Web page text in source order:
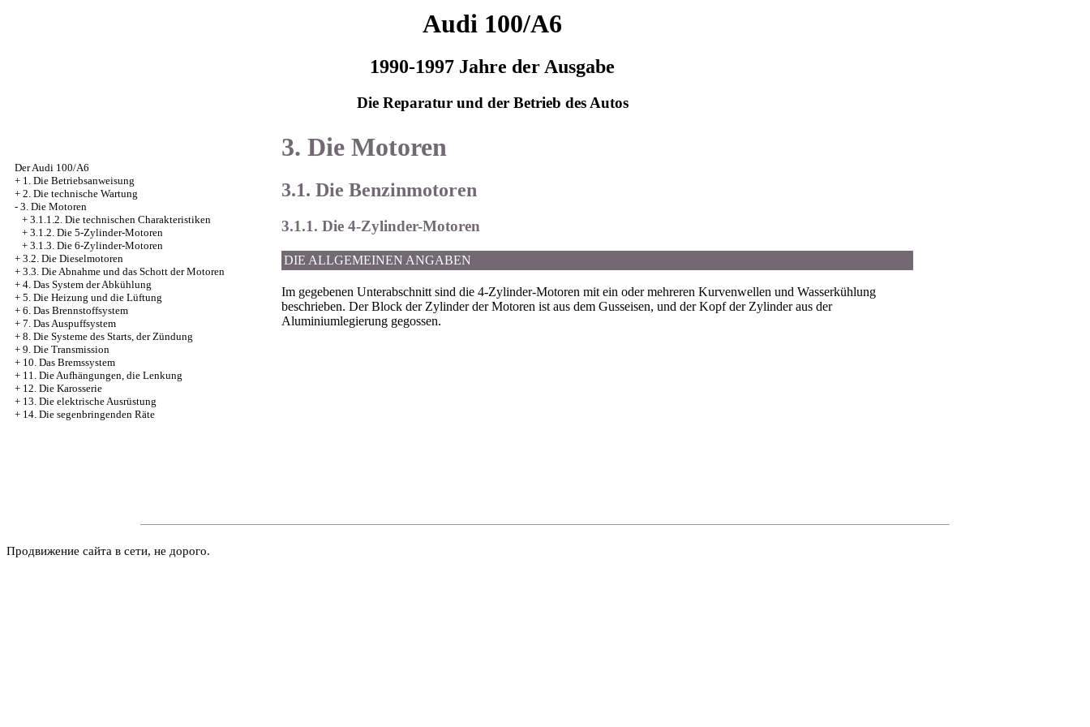
Audi 100/A6
1990-1997 Jahre der Ausgabe
Die Reparatur und der Betrieb des Autos
Der Audi 100/A6
+ 1. Die Betriebsanweisung
+ 2. Die technische Wartung
- 3. Die Motoren
+ 3.1.1.2. Die technischen Charakteristiken
+ 3.1.2. Die 5-Zylinder-Motoren
+ 3.1.3. Die 6-Zylinder-Motoren
+ 3.2. Die Dieselmotoren
+ 3.3. Die Abnahme und das Schott der Motoren
+ 4. Das System der Abkühlung
+ 5. Die Heizung und die Lüftung
+ 6. Das Brennstoffsystem
+ 7. Das Auspuffsystem
+ 8. Die Systeme des Starts, der Zündung
+ 9. Die Transmission
+ 10. Das Bremssystem
+ 11. Die Aufhängungen, die Lenkung
+ 12. Die Karosserie
+ 13. Die elektrische Ausrüstung
+ 14. Die segenbringenden Räte
3. Die Motoren
3.1. Die Benzinmotoren
3.1.1. Die 4-Zylinder-Motoren
DIE ALLGEMEINEN ANGABEN
Im gegebenen Unterabschnitt sind die 4-Zylinder-Motoren mit ein oder mehreren Kurvenwellen und Wasserkühlung
beschrieben. Der Block der Zylinder der Motoren ist aus dem Gusseisen, und der Kopf der Zylinder aus der
Aluminiumlegierung gegossen.
Продвижение сайта в сети, не дорого.